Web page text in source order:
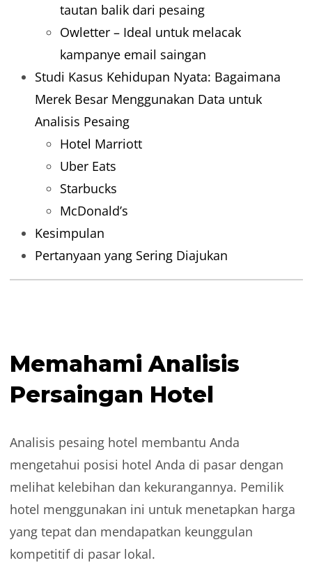
tautan balik dari pesaing
Owletter – Ideal untuk melacak
kampanye email saingan
Studi Kasus Kehidupan Nyata: Bagaimana
Merek Besar Menggunakan Data untuk
Analisis Pesaing
Hotel Marriott
Uber Eats
Starbucks
McDonald’s
Kesimpulan
Pertanyaan yang Sering Diajukan
Memahami Analisis
Persaingan Hotel
Analisis pesaing hotel membantu Anda
mengetahui posisi hotel Anda di pasar dengan
melihat kelebihan dan kekurangannya. Pemilik
hotel menggunakan ini untuk menetapkan harga
yang tepat dan mendapatkan keunggulan
kompetitif di pasar lokal.